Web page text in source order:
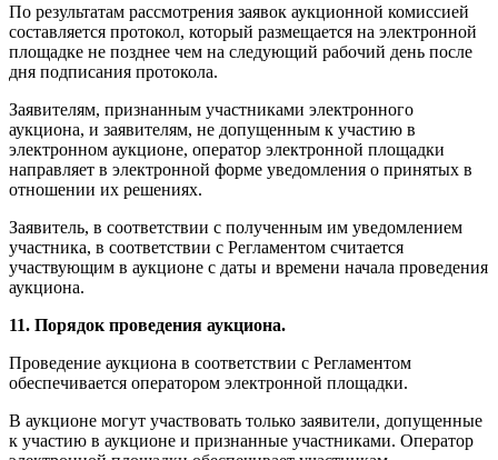
По результатам рассмотрения заявок аукционной комиссией
составляется протокол, который размещается на электронной
площадке не позднее чем на следующий рабочий день после
дня подписания протокола.
Заявителям, признанным участниками электронного
аукциона, и заявителям, не допущенным к участию в
электронном аукционе, оператор электронной площадки
направляет в электронной форме уведомления о принятых в
отношении их решениях.
Заявитель, в соответствии с полученным им уведомлением
участника, в соответствии с Регламентом считается
участвующим в аукционе с даты и времени начала проведения
аукциона.
11. Порядок проведения аукциона.
Проведение аукциона в соответствии с Регламентом
обеспечивается оператором электронной площадки.
В аукционе могут участвовать только заявители, допущенные
к участию в аукционе и признанные участниками. Оператор